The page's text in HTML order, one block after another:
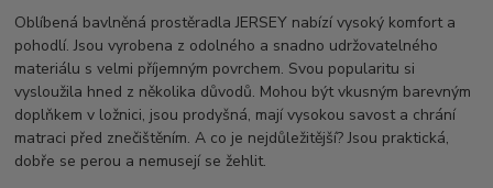
Oblíbená bavlněná prostěradla JERSEY nabízí vysoký komfort a
pohodlí. Jsou vyrobena z odolného a snadno udržovatelného
materiálu s velmi příjemným povrchem. Svou popularitu si
vysloužila hned z několika důvodů. Mohou být vkusným barevným
doplňkem v ložnici, jsou prodyšná, mají vysokou savost a chrání
matraci před znečištěním. A co je nejdůležitější? Jsou praktická,
dobře se perou a nemusejí se žehlit.